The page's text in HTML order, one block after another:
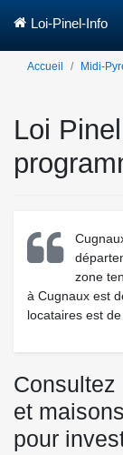
Loi-Pinel-Info
Accueil Midi-
Loi
zone
à Cugnaux est
locataires est
Consultez
et
pour